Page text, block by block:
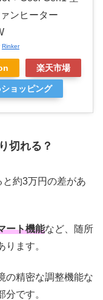
ンヒーター
Rinker
楽天市場
ョッピング
切れる？
約3万円の差があ
ート機能など、随所
ます。
の精密な調整機能な
です。